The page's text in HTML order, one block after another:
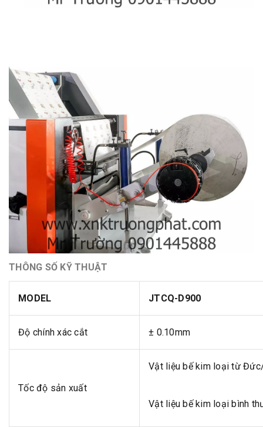
THÔNG SỐ KỸ THUẬT
MODEL JTCQ-D900
Độ chính xác cắt ± 0.10mm
Tốc độ sản xuất
Vật liệu bế kim loại từ
Vật liệu bế kim loại bình